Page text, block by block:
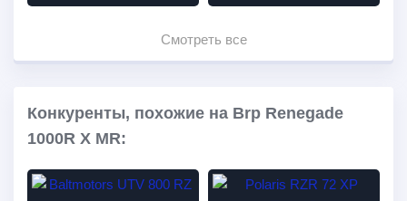
Смотреть все
Конкуренты, похожие на Brp Renegade
1000R X MR: